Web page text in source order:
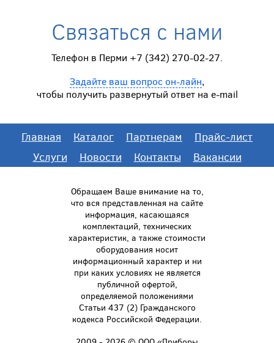
Связаться с нами
Телефон в Перми +7 (342) 270-02-27.
Задайте ваш вопрос он-лайн,
чтобы получить развернутый ответ на e-mail
Главная Каталог Партнерам
Прайс-лист
Услуги
Новости Контакты Вакансии
Обращаем Ваше внимание на то,
что вся представленная на сайте
информация, касающаяся
комплектаций, технических
характеристик, а также стоимости
оборудования носит
информационный характер и ни
при каких условиях не является
публичной офертой,
определяемой положениями
Статьи 437 (2) Гражданского
кодекса Российской Федерации.